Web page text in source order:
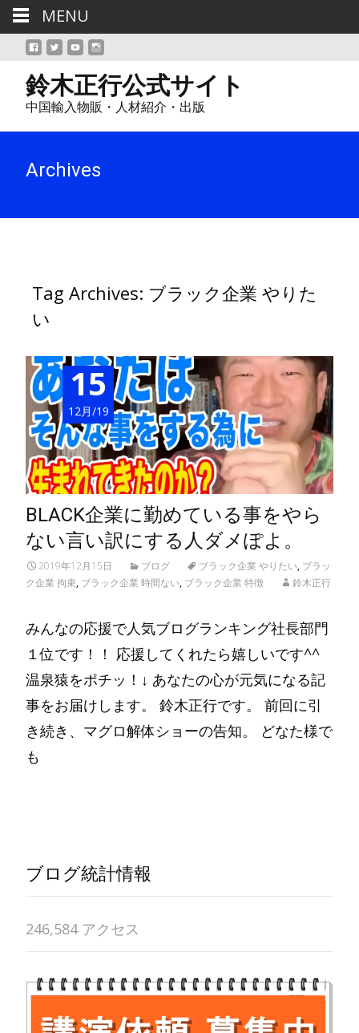
鈴木正行公式サイト
中国輸入物販・人材紹介・出版
Archives
Tag Archives: ブラック企業 やりた
い
15
12月/19
BLACK企業に勤めている事をやら
ない言い訳にする人ダメぽよ。
2019年12月15日 ブログ ブラック企業 やりたい, ブラッ
ク企業 拘束, ブラック企業 時間ない, ブラック企業 特徴 鈴木正行
みんなの応援で人気ブログランキング社長部門
１位です！！ 応援してくれたら嬉しいです^^
温泉猿をポチッ！↓ あなたの心が元気になる記
事をお届けします。 鈴木正行です。 前回に引
き続き、マグロ解体ショーの告知。 どなた様で
も
ブログ統計情報
246,584 アクセス
MENU